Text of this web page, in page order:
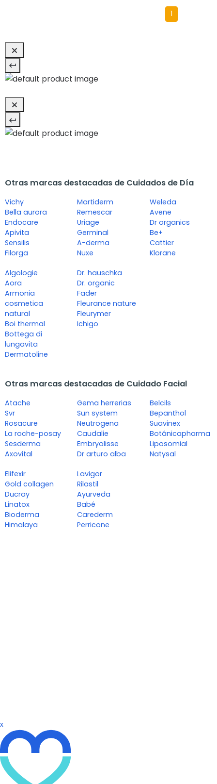
1
Otras marcas destacadas de Cuidados de Día
Vichy
Bella aurora
Endocare
Apivita
Sensilis
Filorga
Martiderm
Remescar
Uriage
Germinal
A-derma
Nuxe
Weleda
Avene
Dr organics
Be+
Cattier
Klorane
Algologie
Aora
Armonia
cosmetica
natural
Boi thermal
Bottega di
lungavita
Dermatoline
Dr. hauschka
Dr. organic
Fader
Fleurance nature
Fleurymer
Ichigo
Otras marcas destacadas de Cuidado Facial
Atache
Svr
Rosacure
La roche-posay
Sesderma
Axovital
Gema herrerias
Sun system
Neutrogena
Caudalie
Embryolisse
Dr arturo alba
Belcils
Bepanthol
Suavinex
Botánicapharma
Liposomial
Natysal
Elifexir
Gold collagen
Ducray
Linatox
Bioderma
Himalaya
Lavigor
Rilastil
Ayurveda
Babé
Carederm
Perricone
x